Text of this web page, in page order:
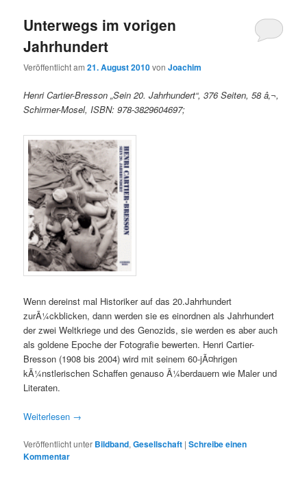
Unterwegs im vorigen
Jahrhundert
Veröffentlicht am21. August 2010vonJoachim
Henri Cartier-Bresson „Sein 20. Jahrhundert“, 376 Seiten, 58 â‚¬,
Schirmer-Mosel, ISBN: 978-3829604697;
Wenn dereinst mal Historiker auf das 20.Jahrhundert
zurÃ¼ckblicken, dann werden sie es einordnen als Jahrhundert
der zwei Weltkriege und des Genozids, sie werden es aber auch
als goldene Epoche der Fotografie bewerten. Henri Cartier-
Bresson (1908 bis 2004) wird mit seinem 60-jÃ¤hrigen
kÃ¼nstlerischen Schaffen genauso Ã¼berdauern wie Maler und
Literaten.
Weiterlesen →
Veröffentlicht unter Bildband,Gesellschaft |Schreibe einen
Kommentar